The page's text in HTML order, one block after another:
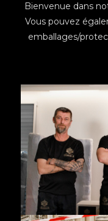
Bienvenue dans
Vous pouvez
emballages/